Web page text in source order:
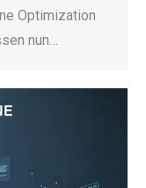
Optimization
nun…